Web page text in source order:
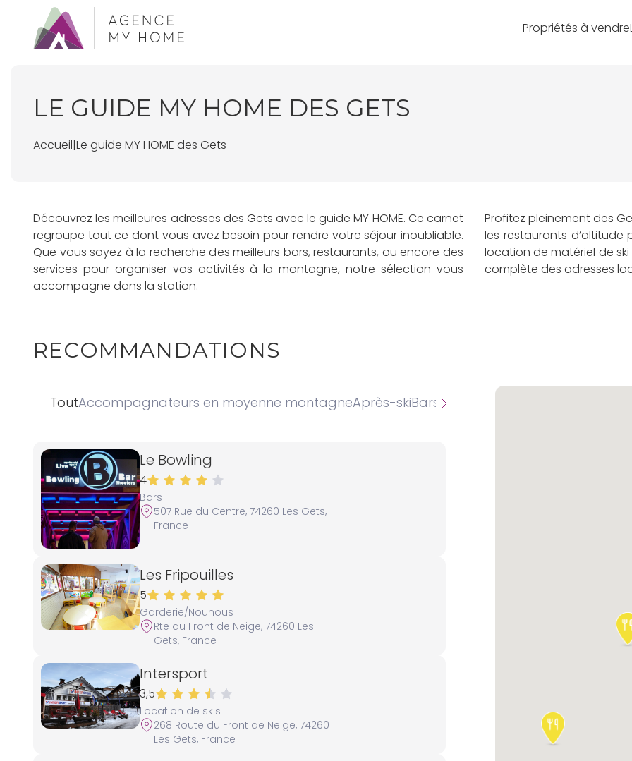
Propriétés à vendre
LE GUIDE MY HOME DES GETS
Accueil|Le guide MY HOME des Gets
Découvrez les meilleures adresses des Gets avec le guide MY HOME. Ce carnet
regroupe tout ce dont vous avez besoin pour rendre votre séjour inoubliable.
Que vous soyez à la recherche des meilleurs bars, restaurants, ou encore des
services pour organiser vos activités à la montagne, notre sélection vous
accompagne dans la station.
Profitez pleinement des
les restaurants
location de matériel de
complète des adresses
RECOMMANDATIONS
ToutAccompagnateurs en moyenne montagneAprès-skiBars Boulangeries/Pâtisseries
Le Bowling
4
Bars
507 Rue du Centre, 74260 Les Gets,
France
Les Fripouilles
5
Garderie/Nounous
Rte du Front de Neige, 74260 Les
Gets, France
Intersport
3,5
Location de skis
268 Route du Front de Neige, 74260
Les Gets, France